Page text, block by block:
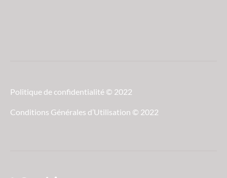
Politique de confidentialité © 2022
Conditions Générales d’Utilisation © 2022